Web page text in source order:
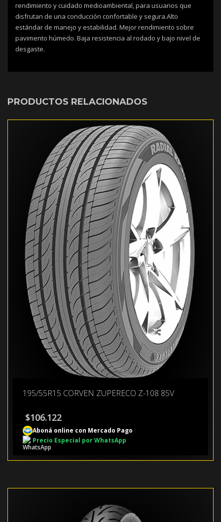
rendimiento y cuidado medioambiental, para usuarios que
disfrutan de una conducción confortable y segura.Alto
estándar de manejo y estabilidad. Mejor rendimiento sobre
pavimento húmedo. Baja resistencia al rodado y bajo nivel de
desgaste.
PRODUCTOS RELACIONADOS
195/55R15 CORVEN ZUPERECO Z-108 85V
$106.122
Aboná online con Mercado Pago
Precio Especial por WhatsApp